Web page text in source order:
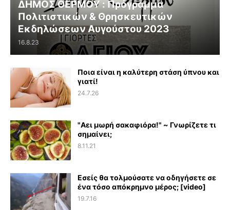
ΔΗΜΟΣ ΘΕΡΜΟΥ : Πρόγραμμα
Πολιτιστικών & Θρησκευτικών
Εκδηλώσεων Αυγούστου 2023
16.8.23
Ποια είναι η καλύτερη στάση ύπνου και
γιατί!
24.7.26
"Αει μωρή σακαφιόρα!" ~ Γνωρίζετε τι
σημαίνει;
8.11.21
Εσείς θα τολμούσατε να οδηγήσετε σε
ένα τόσο απόκρημνο μέρος; [video]
19.7.16